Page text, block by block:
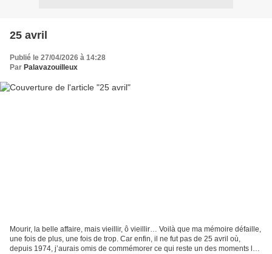
25 avril
Publié le 27/04/2026 à 14:28
Par Palavazouilleux
Mourir, la belle affaire, mais vieillir, ô vieillir… Voilà que ma mémoire défaille,
une fois de plus, une fois de trop. Car enfin, il ne fut pas de 25 avril où,
depuis 1974, j’aurais omis de commémorer ce qui reste un des moments les